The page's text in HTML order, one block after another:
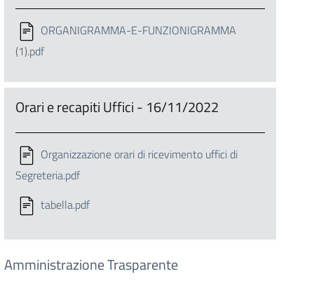
ORGANIGRAMMA-E-FUNZIONIGRAMMA
(1).pdf
Orari e recapiti Uffici - 16/11/2022
Organizzazione orari di ricevimento uffici di
Segreteria.pdf
tabella.pdf
Amministrazione Trasparente